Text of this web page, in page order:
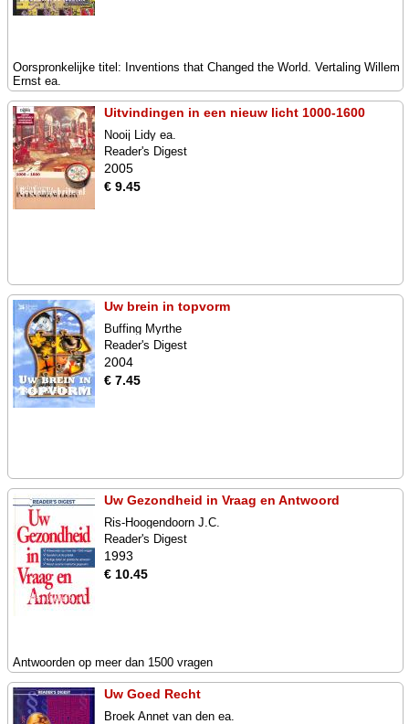
Oorspronkelijke titel: Inventions that Changed the World. Vertaling Willem
Ernst ea.
Uitvindingen in een nieuw licht 1000-1600
Nooij Lidy ea.
Reader's Digest
2005
€ 9.45
Uw brein in topvorm
Buffing Myrthe
Reader's Digest
2004
€ 7.45
Uw Gezondheid in Vraag en Antwoord
Ris-Hoogendoorn J.C.
Reader's Digest
1993
€ 10.45
Antwoorden op meer dan 1500 vragen
Uw Goed Recht
Broek Annet van den ea.